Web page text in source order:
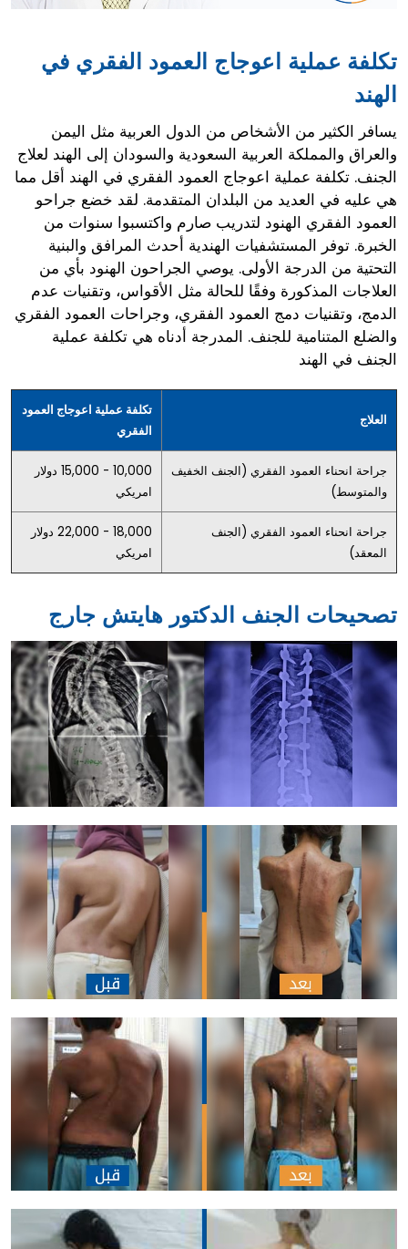
تكلفة عملية اعوجاج العمود الفقري في
الهند
يسافر الكثير من الأشخاص من الدول العربية مثل اليمن
والعراق والمملكة العربية السعودية والسودان إلى الهند لعلاج
الجنف. تكلفة عملية اعوجاج العمود الفقري في الهند أقل مما
هي عليه في العديد من البلدان المتقدمة. لقد خضع جراحو
العمود الفقري الهنود لتدريب صارم واكتسبوا سنوات من
الخبرة. توفر المستشفيات الهندية أحدث المرافق والبنية
التحتية من الدرجة الأولى. يوصي الجراحون الهنود بأي من
العلاجات المذكورة وفقًا للحالة مثل الأقواس، وتقنيات عدم
الدمج، وتقنيات دمج العمود الفقري، وجراحات العمود الفقري
والضلع المتنامية للجنف. المدرجة أدناه هي تكلفة عملية
الجنف في الهند
العلاج
تكلفة عملية اعوجاج العمود
الفقري
جراحة انحناء العمود الفقري (الجنف الخفيف
والمتوسط)
10,000 - 15,000 دولار
امريكي
جراحة انحناء العمود الفقري (الجنف
المعقد)
18,000 - 22,000 دولار
امريكي
تصحيحات الجنف الدكتور هايتش جارج